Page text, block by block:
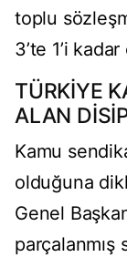
toplu
3’te 1’i
TÜRKİYE
ALAN
Kamu
olduğuna
Genel
parçalanmış